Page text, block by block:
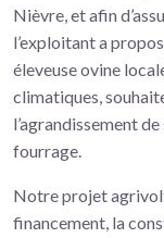
Nièvre, et afin
l’exploitant a
éleveuse ovine
climatiques,
l’agrandissement
fourrage.
Notre projet
financement, la